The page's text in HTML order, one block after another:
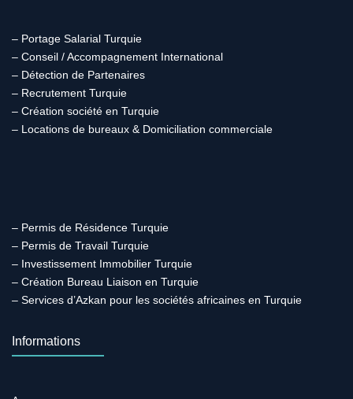
– Portage Salarial Turquie
– Conseil / Accompagnement International
– Détection de Partenaires
– Recrutement Turquie
– Création société en Turquie
– Locations de bureaux & Domiciliation commerciale
– Permis de Résidence Turquie
– Permis de Travail Turquie
– Investissement Immobilier Turquie
– Création Bureau Liaison en Turquie
– Services d’Azkan pour les sociétés africaines en Turquie
Informations